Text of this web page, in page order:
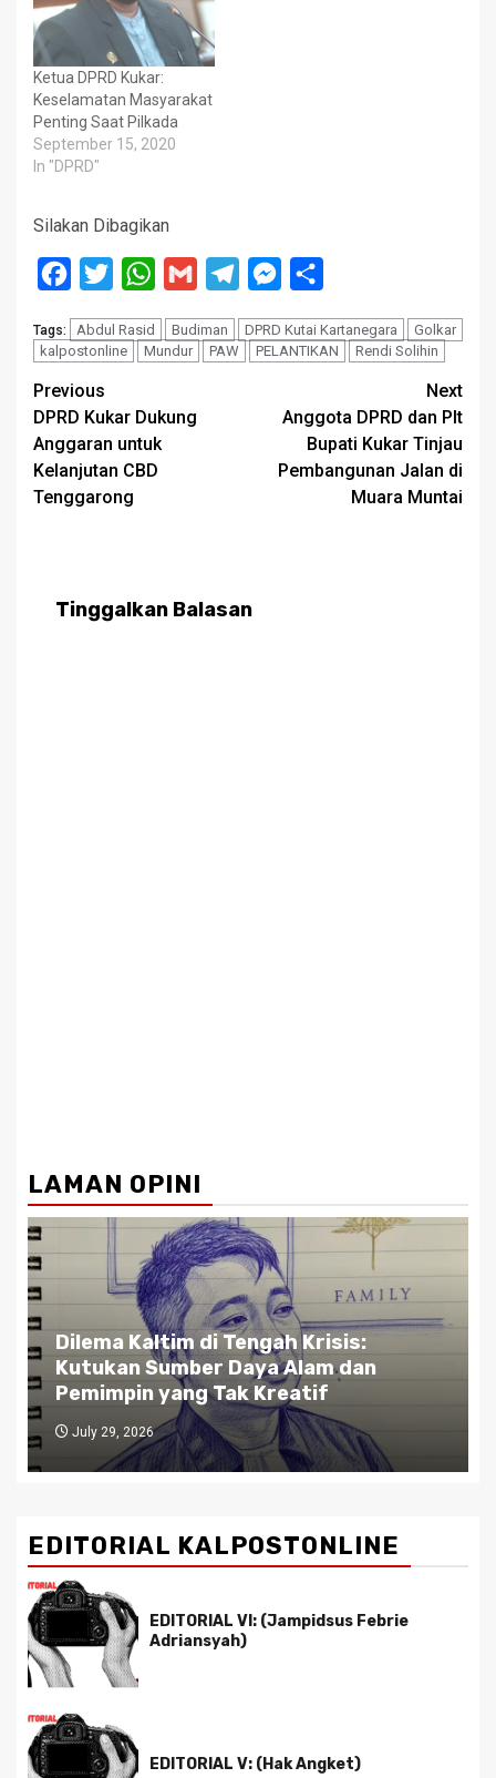
Ketua DPRD Kukar:
Keselamatan Masyarakat
Penting Saat Pilkada
September 15, 2020
In "DPRD"
Silakan Dibagikan
Facebook
Twitter WhatsApp
Gmail TelegramMessenger
Tags: Abdul Rasid Budiman DPRD Kutai Kartanegara
Golkar
kalpostonline
Mundur PAW PELANTIKAN Rendi Solihin
Post
navigation
Previous
DPRD Kukar Dukung
Anggaran untuk
Kelanjutan CBD
Tenggarong
Next
Anggota DPRD dan Plt
Bupati Kukar Tinjau
Pembangunan Jalan di
Muara Muntai
Tinggalkan Balasan
LAMAN OPINI
Dilema Kaltim di Tengah Krisis:
Kutukan Sumber Daya Alam dan
Pemimpin yang Tak Kreatif
July 29, 2026
EDITORIAL KALPOSTONLINE
EDITORIAL VI: (Jampidsus Febrie
Adriansyah)
EDITORIAL V: (Hak Angket)